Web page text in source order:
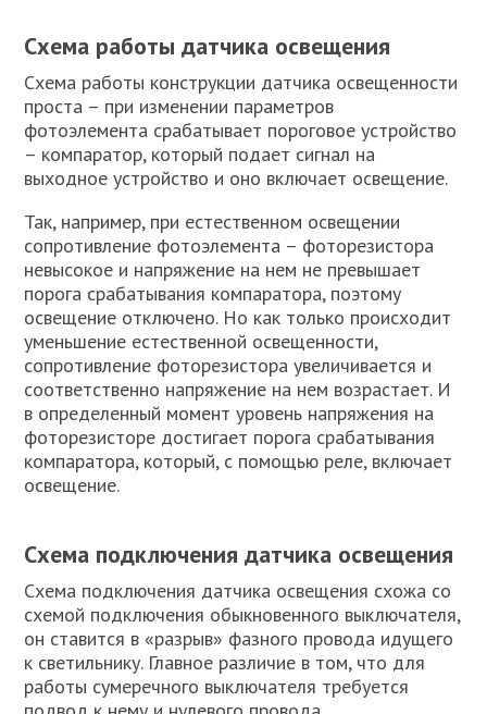
Схема работы датчика освещения
Схема работы конструкции датчика освещенности
проста – при изменении параметров
фотоэлемента срабатывает пороговое устройство
– компаратор, который подает сигнал на
выходное устройство и оно включает освещение.
Так, например, при естественном освещении
сопротивление фотоэлемента – фоторезистора
невысокое и напряжение на нем не превышает
порога срабатывания компаратора, поэтому
освещение отключено. Но как только происходит
уменьшение естественной освещенности,
сопротивление фоторезистора увеличивается и
соответственно напряжение на нем возрастает. И
в определенный момент уровень напряжения на
фоторезисторе достигает порога срабатывания
компаратора, который, с помощью реле, включает
освещение.
Схема подключения датчика освещения
Схема подключения датчика освещения схожа со
схемой подключения обыкновенного выключателя,
он ставится в «разрыв» фазного провода идущего
к светильнику. Главное различие в том, что для
работы сумеречного выключателя требуется